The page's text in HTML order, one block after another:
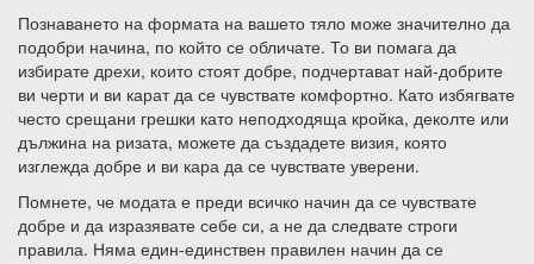
Познаването на формата на вашето тяло може значително да
подобри начина, по който се обличате. То ви помага да
избирате дрехи, които стоят добре, подчертават най-добрите
ви черти и ви карат да се чувствате комфортно. Като избягвате
често срещани грешки като неподходяща кройка, деколте или
дължина на ризата, можете да създадете визия, която
изглежда добре и ви кара да се чувствате уверени.
Помнете, че модата е преди всичко начин да се чувствате
добре и да изразявате себе си, а не да следвате строги
правила. Няма един-единствен правилен начин да се